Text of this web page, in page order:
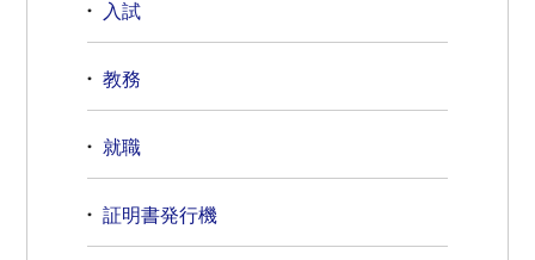
入試
教務
就職
証明書発行機